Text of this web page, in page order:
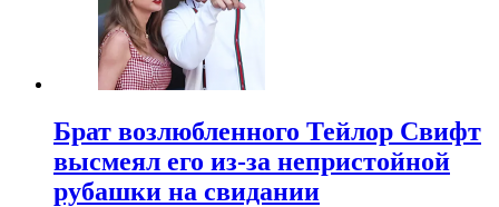
Брат возлюбленного Тейлор Свифт
высмеял его из-за непристойной
рубашки на свидании